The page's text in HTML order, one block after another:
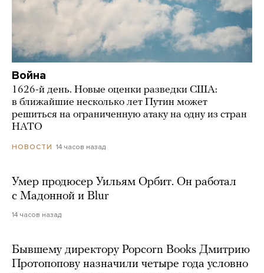
Война
1626-й день. Новые оценки разведки США:
в ближайшие несколько лет Путин может
решиться на ограниченную атаку на одну из стран
НАТО
НОВОСТИ 14 часов назад
Умер продюсер Уильям Орбит. Он работал
с Мадонной и Blur
14 часов назад
Бывшему директору Popcorn Books Дмитрию
Протопопову назначили четыре года условно